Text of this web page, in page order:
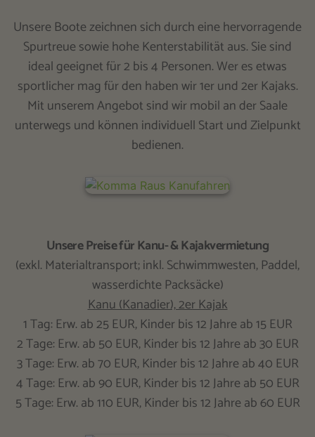
Unsere Boote zeichnen sich durch eine hervorragende
Spurtreue sowie hohe Kenterstabilität aus. Sie sind
ideal geeignet für 2 bis 4 Personen. Wer es etwas
sportlicher mag für den haben wir 1er und 2er Kajaks.
Mit unserem Angebot sind wir mobil an der Saale
unterwegs und können individuell Start und Zielpunkt
bedienen.
Unsere Preise für Kanu- & Kajakvermietung
(exkl. Materialtransport; inkl. Schwimmwesten, Paddel,
wasserdichte Packsäcke)
Kanu (Kanadier), 2er Kajak
1 Tag: Erw. ab 25 EUR, Kinder bis 12 Jahre ab 15 EUR
2 Tage: Erw. ab 50 EUR, Kinder bis 12 Jahre ab 30 EUR
3 Tage: Erw. ab 70 EUR, Kinder bis 12 Jahre ab 40 EUR
4 Tage: Erw. ab 90 EUR, Kinder bis 12 Jahre ab 50 EUR
5 Tage: Erw. ab 110 EUR, Kinder bis 12 Jahre ab 60 EUR